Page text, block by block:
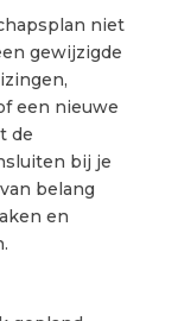
niet
gewijzigde
een nieuwe
de
bij je
belang
en